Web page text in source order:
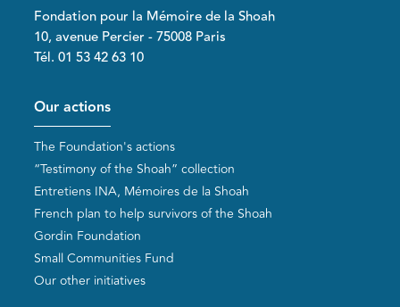
Fondation pour la Mémoire de la Shoah
10, avenue Percier - 75008 Paris
Tél. 01 53 42 63 10
Pied de page
Our actions
The Foundation's actions
“Testimony of the Shoah” collection
Entretiens INA, Mémoires de la Shoah
French plan to help survivors of the Shoah
Gordin Foundation
Small Communities Fund
Our other initiatives